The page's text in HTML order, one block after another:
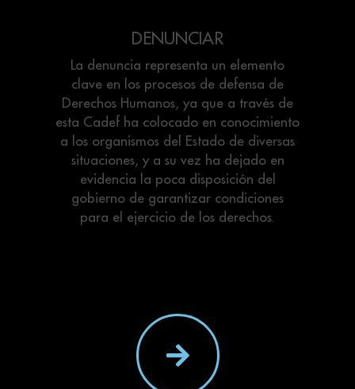
DENUNCIAR
La denuncia representa un elemento
clave en los procesos de defensa de
Derechos Humanos, ya que a través de
esta Cadef ha colocado en conocimiento
a los organismos del Estado de diversas
situaciones, y a su vez ha dejado en
evidencia la poca disposición del
gobierno de garantizar condiciones
para el ejercicio de los derechos.